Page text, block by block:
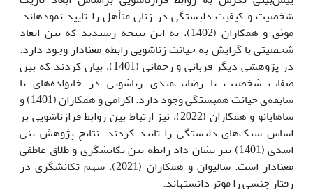
شخصیت و کیفیت دلبستگی در زنان متأهل را تایید نموده­اند.
موثق و همکاران (1402)، به این نتیجه رسیدند که بین ابعاد
شخصیتی با گرایش به خیانت زناشویی رابطه معنادار وجود دارد.
در پژوهشی دیگر قربانی و رحمانی (1401)، بیان کردند که بین
صفات شخصیت با رضایت‌مندی زناشویی در خانواده‌های با
سابقه‌ی خیانت همبستگی وجود دارد. اکرامی و همکاران (1401) و
ساهایانو و همکاران (2022)،‌ نیز ارتباط بین روابط فرازناشویی بر
اساس سبک‌‌های دلبستگی را تایید کردند. نتایج پژوهش بنی
اسدی (1401) نیز نشان داد رابطه بین تکانشگری و طلاق عاطفی
معنادار است. سالیوان و‌ همکاران (2021)، سهم تکانشگری در
رفتار جنسی را موثر دانسته­اند.